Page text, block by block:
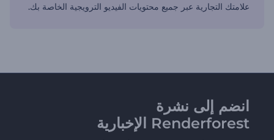
علامتك التجارية عبر جميع محتويات الفيديو الترويجية الخاصة بك.
انضم إلى نشرة
Renderforest الإخبارية